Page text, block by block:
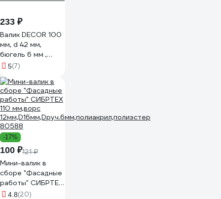
233 ₽
Валик DECOR 100
мм, d 42 мм,
бюгель 6 мм ,
ворс 18 мм,
зеленый 383-2100
5(7)
-17%
100 ₽121 ₽
Мини-валик в
сборе "Фасадные
работы" СИБРТЕХ
110 мм,ворс
4.8(20)